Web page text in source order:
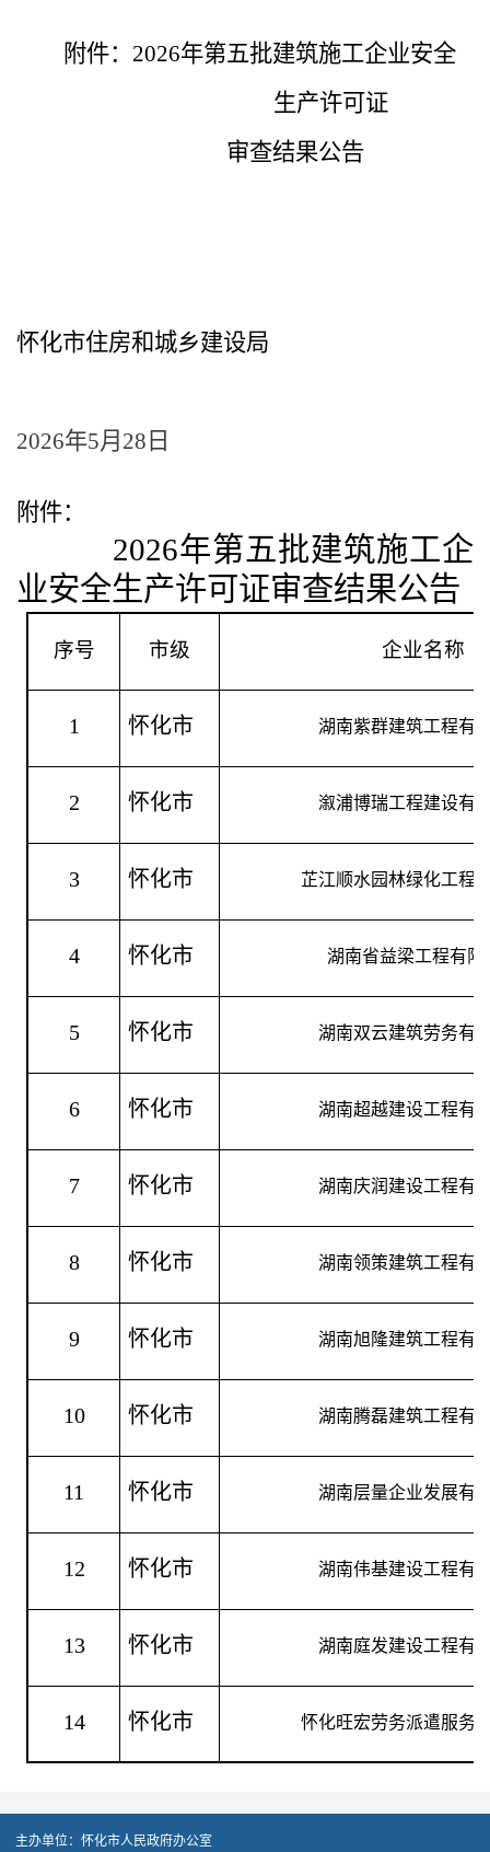
附件： 2026年第五批建筑施工企业安全
生产许可证
审查结果公告
怀化市住房和城乡建设局
2026年5月28日
附件：
2026年第五批建筑施工企
业安全生产许可证审查结果公告
序号 市级 企业名称
1 怀化市 湖南紫群建筑工程有
2 怀化市 溆浦博瑞工程建设有
3 怀化市 芷江顺水园林绿化工程
4 怀化市 湖南省益梁工程有限
5 怀化市 湖南双云建筑劳务有
6 怀化市 湖南超越建设工程有
7 怀化市 湖南庆润建设工程有
8 怀化市 湖南领策建筑工程有
9 怀化市 湖南旭隆建筑工程有
10 怀化市 湖南腾磊建筑工程有
11 怀化市 湖南层量企业发展有
12 怀化市 湖南伟基建设工程有
13 怀化市 湖南庭发建设工程有
14 怀化市 怀化旺宏劳务派遣服务
主办单位：怀化市人民政府办公室